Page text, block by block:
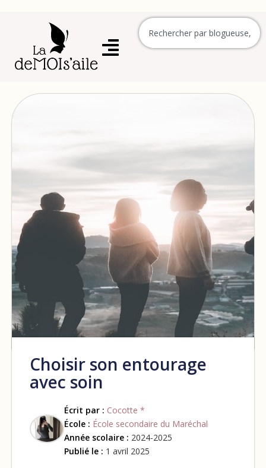
Choisir son entourage
avec soin
Écrit par : Cocotte *
École : École secondaire du Maréchal
Année scolaire : 2024-2025
Publié le : 1 avril 2025